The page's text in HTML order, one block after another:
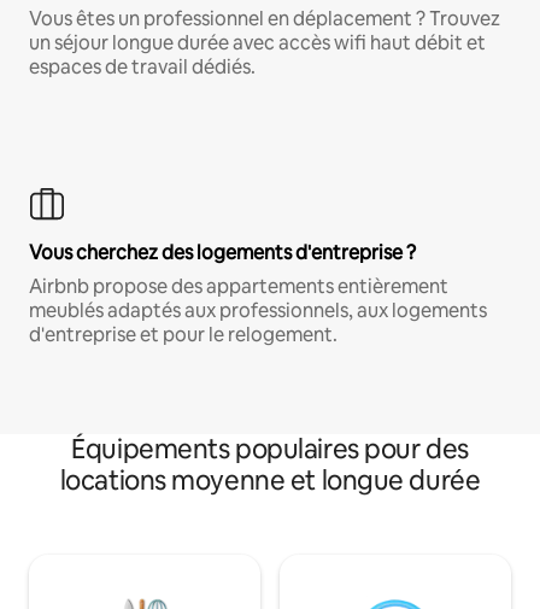
Vous êtes un professionnel en déplacement ? Trouvez
un séjour longue durée avec accès wifi haut débit et
espaces de travail dédiés.
Vous cherchez des logements d'entreprise ?
Airbnb propose des appartements entièrement
meublés adaptés aux professionnels, aux logements
d'entreprise et pour le relogement.
Équipements populaires pour des
locations moyenne et longue durée